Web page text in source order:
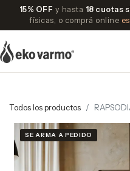
15% OFF y hasta 18 cuotas
físicas, o comprá online
Todos los productos
SE ARMA A PEDIDO